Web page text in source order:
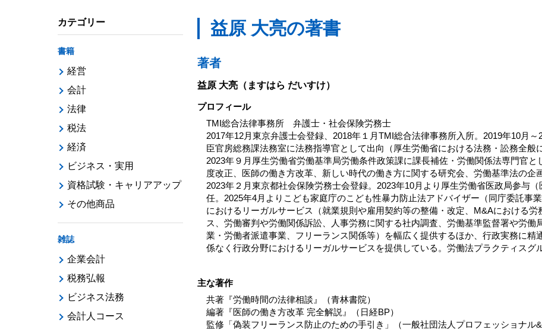
益原 大亮の著書
著者
益原 大亮 （ますはら だいすけ）
プロフィール
TMI総合法律事務所 弁護士・社会保険労務士
2017年12月東京弁護士会登録、2018年１月TMI総合法律事務所入所。2019年10月
臣官房総務課法務室に法務指導官として出向（厚生労働省における法務・訟務全般
2023年９月厚生労働省労働基準局労働条件政策課に課長補佐・労働関係法専門官と
度改正、医師の働き方改革、新しい時代の働き方に関する研究会、労働基準法の企
2023年２月東京都社会保険労務士会登録。2023年10月より厚生労働省医政局参与
任。2025年4月よりこども家庭庁のこども性暴力防止法アドバイザー（同庁委託事
におけるリーガルサービス（就業規則や雇用契約等の整備・改定、M&Aにおける労
ス、労働審判や労働関係訴訟、人事労務に関する社内調査、労働基準監督署や労働
業・労働者派遣事業、フリーランス関係等）を幅広く提供するほか、行政実務に精
係なく行政分野におけるリーガルサービスを提供している。労働法プラクティスグ
主な著作
共著『労働時間の法律相談』（青林書院）
編著『医師の働き方改革 完全解説』（日経BP）
監修「偽装フリーランス防止のための手引き」（一般社団法人プロフェッショナル
カテゴリー
書籍
経営
会計
法律
税法
経済
ビジネス・実用
資格試験・キャリアアップ
その他商品
雑誌
企業会計
税務弘報
ビジネス法務
会計人コース